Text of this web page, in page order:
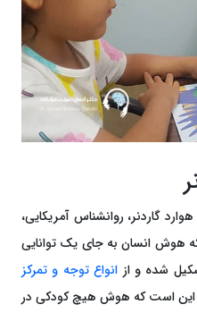
گاردنر، روانشناس آمریکایی،
هوش انسان به جای یک توانایی
شده و از انواع توجه و تمرکز
این است که هوش هیچ کودکی در